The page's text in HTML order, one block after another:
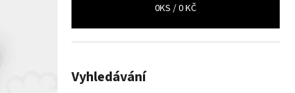
0KS /0 KČ
Vyhledávání